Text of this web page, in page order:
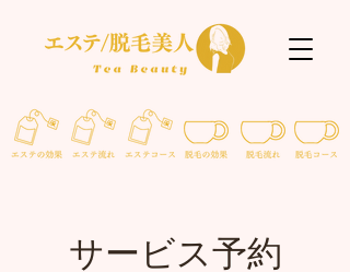
サービス予約